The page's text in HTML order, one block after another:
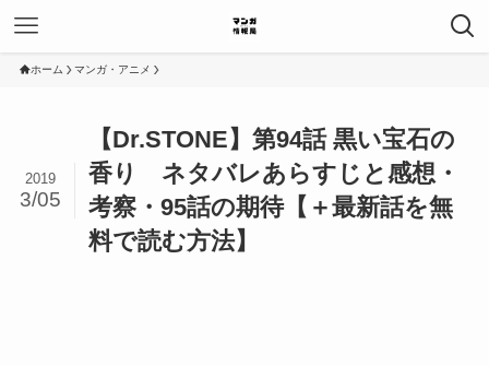
ホーム マンガ・アニメ
【Dr.STONE】第94話 黒い宝石の
香り ネタバレあらすじと感想・
考察・95話の期待【＋最新話を無
料で読む方法】
2019
3/05